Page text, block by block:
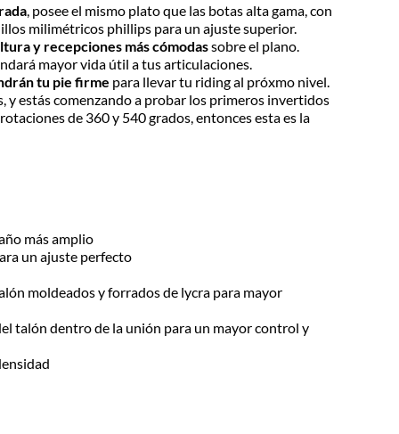
, posee el mismo plato que las botas alta gama, con
milimétricos phillips para un ajuste superior.
y recepciones más cómodassobre el plano.
mayor vida útil a tus articulaciones.
tu pie firme para llevar tu riding al próxmo nivel.
y estás comenzando a probar los primeros invertidos
de 360 y 540 grados, entonces esta es la
más amplio
un ajuste perfecto
moldeados y forrados de lycra para mayor
talón dentro de la unión para un mayor control y